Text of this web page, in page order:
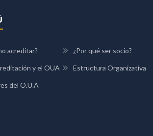
acreditar? ¿Por qué ser socio?
y el OUA Estructura Organizativa
del O.U.A